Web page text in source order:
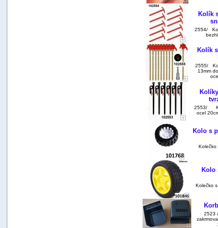
Kolík
2554/
Kolík
2555/
13mm
2553/
ocel
Kolo s
Kolečko
Kolo
Kolečko
2523